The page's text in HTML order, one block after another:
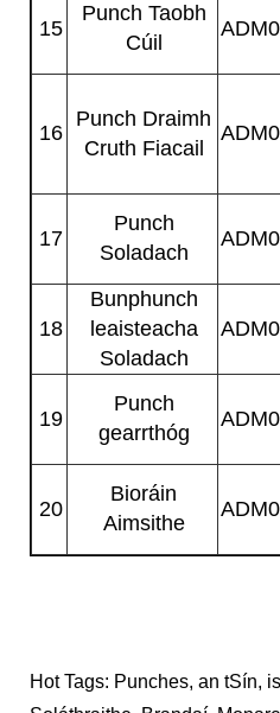
15
Punch Taobh
Cúil
16
Punch Draimh
Cruth Fiacail
17
Punch
Soladach
18
Bunphunch
leaisteacha
Soladach
19
Punch
gearrthóg
20
Bioráin
Aimsithe
Hot Tags: Punches, an tSín,